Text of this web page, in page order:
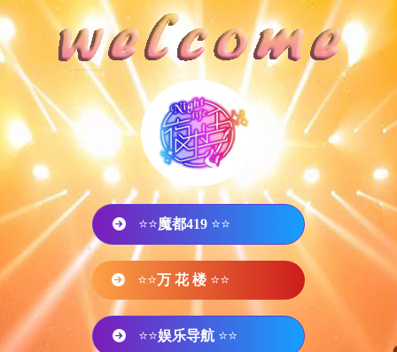
⭐⭐魔都419 ⭐⭐
⭐⭐万 花 楼 ⭐⭐
⭐⭐娱乐导航 ⭐⭐